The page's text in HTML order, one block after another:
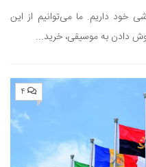
خود داریم. ما می‌توانیم از این
گوش دادن به موسیقی، خرید...
۴